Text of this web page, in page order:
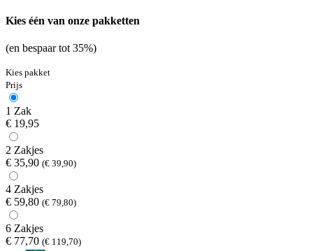
Kies één van onze pakketten
(en bespaar tot 35%)
Kies pakket
Prijs
1 Zak
€ 19,95
2 Zakjes
€ 35,90 (€ 39,90)
4 Zakjes
€ 59,80 (€ 79,80)
6 Zakjes
€ 77,70 (€ 119,70)